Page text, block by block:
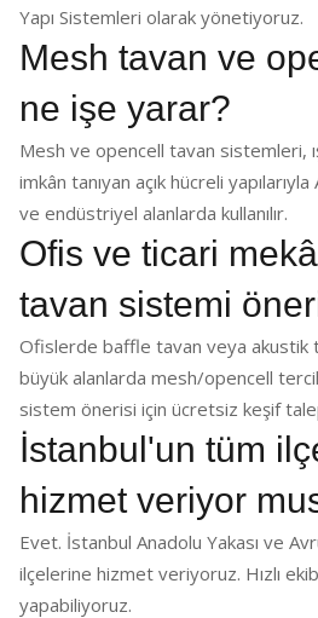
Yapı Sistemleri olarak yönetiyoruz.
Mesh tavan ve
ne işe yarar?
Mesh ve opencell tavan sistemleri,
imkân tanıyan açık hücreli
ve endüstriyel alanlarda kullanılır.
Ofis ve ticari
tavan sistemi
Ofislerde baffle tavan veya akustik
büyük alanlarda mesh/opencell
sistem önerisi için ücretsiz keşif
İstanbul'un tüm
hizmet veriyor
Evet. İstanbul Anadolu Yakası ve
ilçelerine hizmet veriyoruz. Hızlı
yapabiliyoruz.